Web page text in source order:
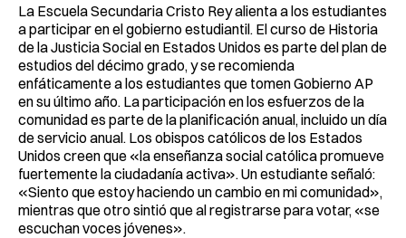
La Escuela Secundaria Cristo Rey alienta a los estudiantes
a participar en el gobierno estudiantil. El curso de Historia
de la Justicia Social en Estados Unidos es parte del plan de
estudios del décimo grado, y se recomienda
enfáticamente a los estudiantes que tomen Gobierno AP
en su último año. La participación en los esfuerzos de la
comunidad es parte de la planificación anual, incluido un día
de servicio anual. Los obispos católicos de los Estados
Unidos creen que «la enseñanza social católica promueve
fuertemente la ciudadanía activa». Un estudiante señaló:
«Siento que estoy haciendo un cambio en mi comunidad»,
mientras que otro sintió que al registrarse para votar, «se
escuchan voces jóvenes».